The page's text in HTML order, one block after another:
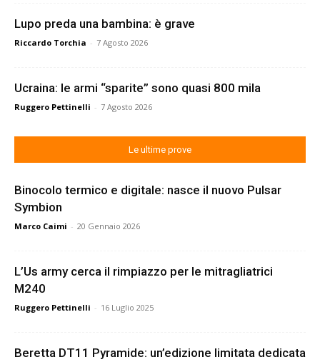
Lupo preda una bambina: è grave
Riccardo Torchia - 7 Agosto 2026
Ucraina: le armi “sparite” sono quasi 800 mila
Ruggero Pettinelli - 7 Agosto 2026
Le ultime prove
Binocolo termico e digitale: nasce il nuovo Pulsar
Symbion
Marco Caimi - 20 Gennaio 2026
L’Us army cerca il rimpiazzo per le mitragliatrici
M240
Ruggero Pettinelli - 16 Luglio 2025
Beretta DT11 Pyramide: un’edizione limitata dedicata